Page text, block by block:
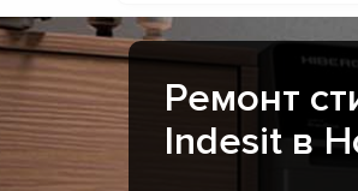
Ремонт
Indesit в